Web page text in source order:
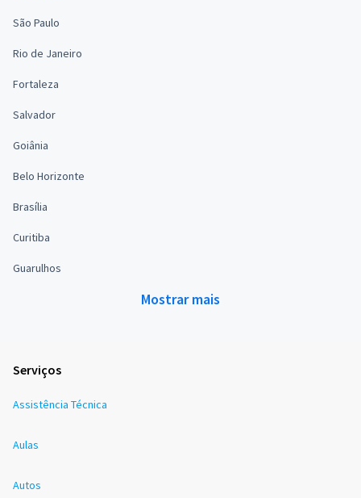
São Paulo
Rio de Janeiro
Fortaleza
Salvador
Goiânia
Belo Horizonte
Brasília
Curitiba
Guarulhos
Mostrar mais
Serviços
Assistência Técnica
Aulas
Autos